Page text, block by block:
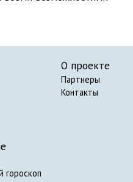
гороскоп
О проекте
Партнеры
Контакты